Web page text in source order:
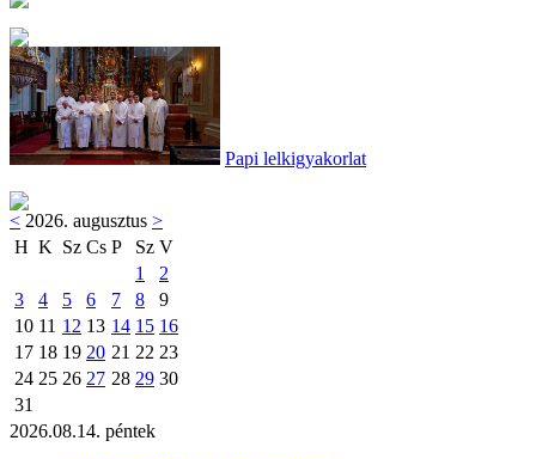
Papi lelkigyakorlat
< 2026. augusztus >
H K Sz Cs P Sz V
1
2
3
4 5 6 7 8
9
10 11 12 13 14 15 16
17 18 19 20 21 22 23
24 25 26 27 28 29 30
31
2026.08.14. péntek